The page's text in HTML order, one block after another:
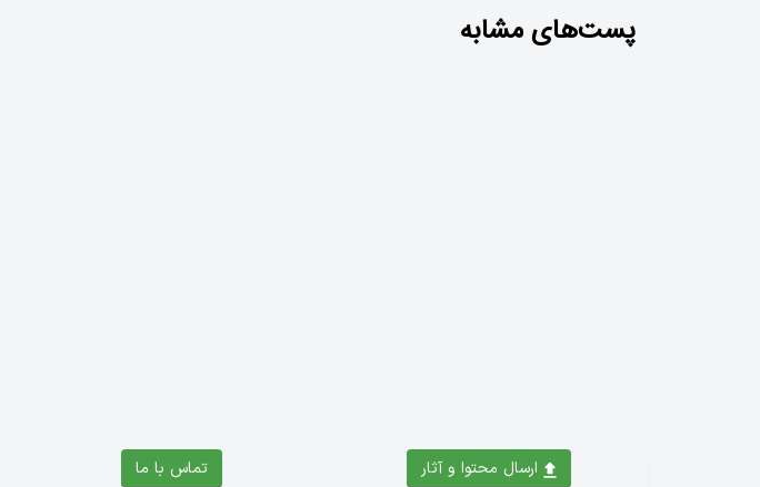
پست‌های مشابه
Vodka онлайн казино – обзор
ارسال محتوا و آثار تماس با ما